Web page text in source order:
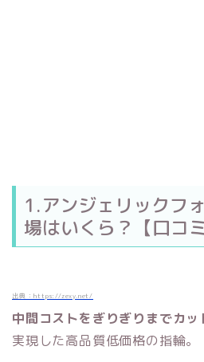
1.アンジェリックフ
場はいくら？【口コ
出典：https://zexy.net/
中間コストをぎりぎりまでカッ
実現した高品質低価格の指輪。